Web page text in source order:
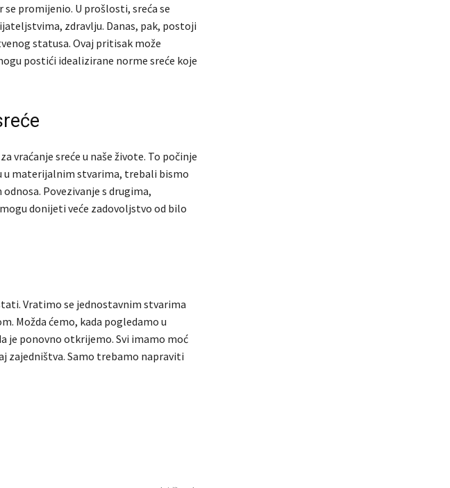
promijenio. U prošlosti, sreća se
zdravlju. Danas, pak, postoji
statusa. Ovaj pritisak može
postići idealizirane norme sreće koje
vraćanje sreće u naše živote. To počinje
u materijalnim stvarima, trebali bismo
Povezivanje s drugima,
donijeti veće zadovoljstvo od bilo
Vratimo se jednostavnim stvarima
Možda ćemo, kada pogledamo u
je ponovno otkrijemo. Svi imamo moć
zajedništva. Samo trebamo napraviti